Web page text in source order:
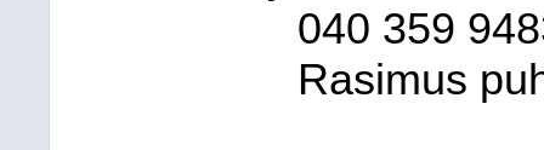
040 359
Rasimus